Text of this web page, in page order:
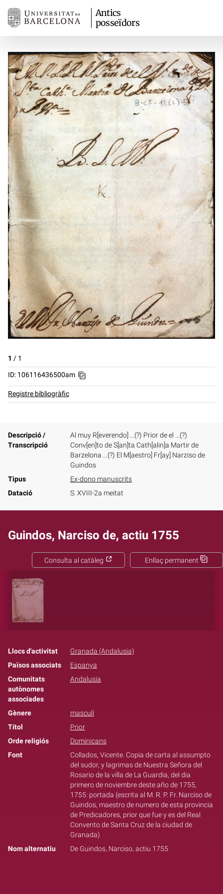
Antics
posseïdors
1 / 1
ID: 106116436500am
Registre bibliogràfic
Descripció /
Transcripció
Al muy R[everendo] ...(?) Prior de el ...(?)
Conv[en]to de S[an]ta Cath[alin]a Martir de
Barzelona ...(?) El M[aestro] Fr[ay] Narziso de
Guindos
Tipus
Ex-dono manuscrits
Datació
S. XVIII-2a meitat
Guindos, Narciso de, actiu 1755
Enllaç permanent
Consulta al catàleg
Llocs d'activitat
Granada (Andalusia)
Països associats
Espanya
Comunitats
autònomes
associades
Andalusia
Gènere
masculí
Títol
Prior
Orde religiós
Dominicans
Font
Collados, Vicente. Copia de carta al assumpto
del sudor, y lagrimas de Nuestra Señora del
Rosario de la villa de La Guardia, del dia
primero de noviembre deste año de 1755,
1755: portada (escrita al M. R. P. Fr. Narciso de
Guindos, maestro de numero de esta provincia
de Predicadores, prior que fue y es del Real
Convento de Santa Cruz de la ciudad de
Granada)
Nom alternatiu
De Guindos, Narciso, actiu 1755